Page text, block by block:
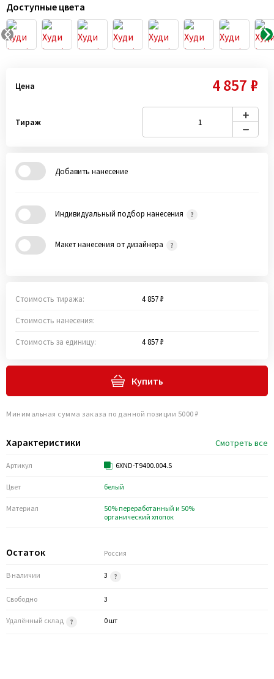
Доступные цвета
Характеристики Смотреть все
Артикул 6XND-T9400.004.S
Цвет белый
Материал
50% переработанный и 50%
органический хлопок
Остаток Россия
В наличии 3
Свободно 3
Удалённый склад 0 шт
Цена 4 857 ₽
Тираж
Добавить нанесение
Индивидуальный подбор нанесения
Макет нанесения от дизайнера
Стоимость тиража: 4 857 ₽
Стоимость нанесения:
Стоимость за единицу: 4 857 ₽
Купить
Минимальная сумма заказа по данной позиции 5000 ₽